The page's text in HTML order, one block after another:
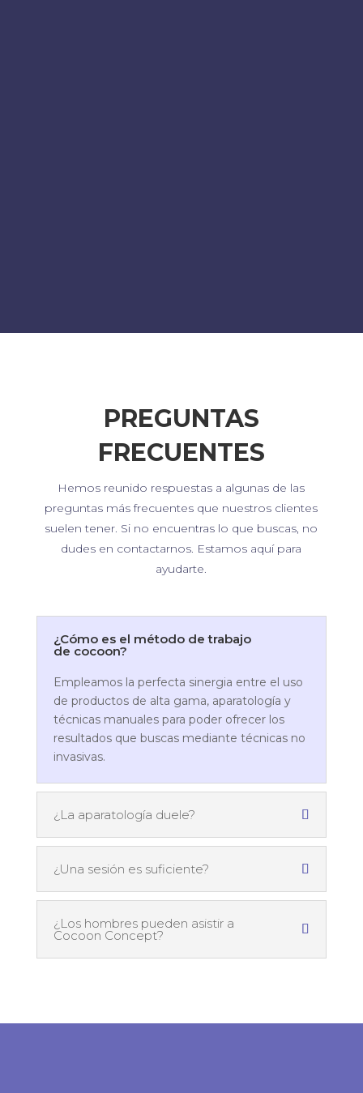
PREGUNTAS
FRECUENTES
Hemos reunido respuestas a algunas de las
preguntas más frecuentes que nuestros clientes
suelen tener. Si no encuentras lo que buscas, no
dudes en contactarnos. Estamos aquí para
ayudarte.
¿Cómo es el método de trabajo
de cocoon?
Empleamos la perfecta sinergia entre el uso
de productos de alta gama, aparatología y
técnicas manuales para poder ofrecer los
resultados que buscas mediante técnicas no
invasivas.
¿La aparatología duele?
¿Una sesión es suficiente?
¿Los hombres pueden asistir a
Cocoon Concept?